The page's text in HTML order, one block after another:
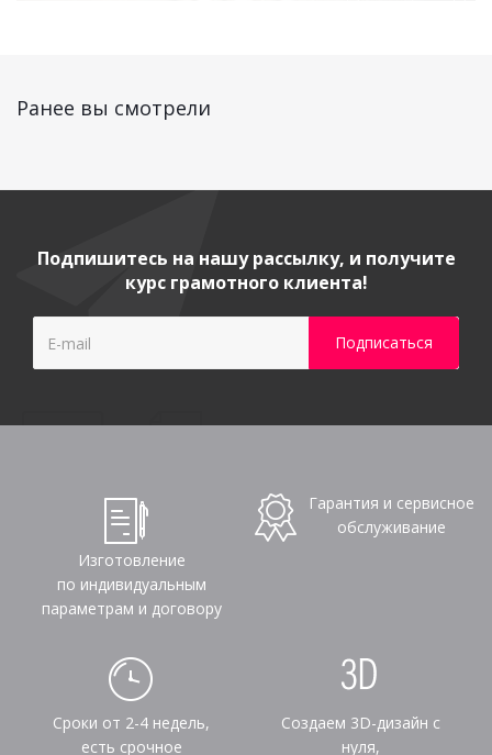
Ранее вы смотрели
Подпишитесь на нашу рассылку, и получите
курс грамотного клиента!
Изготовление
по индивидуальным
параметрам и договору
Гарантия и сервисное
обслуживание
Сроки от 2-4 недель,
есть срочное
Создаем 3D-дизайн с
нуля,